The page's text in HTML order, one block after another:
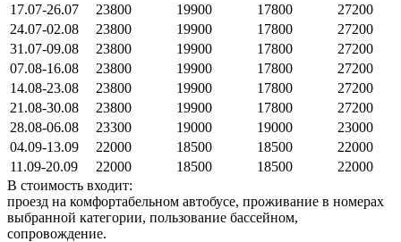
17.07-26.07
23800 19900 17800
27200
24.07-02.08
23800 19900 17800
27200
31.07-09.08
23800 19900 17800
27200
07.08-16.08
23800 19900 17800
27200
14.08-23.08
23800 19900 17800
27200
21.08-30.08
23800 19900 17800
27200
28.08-06.08
23300 19000 19000
23000
04.09-13.09
22000 18500 18500
22000
11.09-20.09
22000 18500 18500
22000
В стоимость входит:
проезд на комфортабельном автобусе, проживание в номерах
выбранной категории, пользование бассейном,
сопровождение.